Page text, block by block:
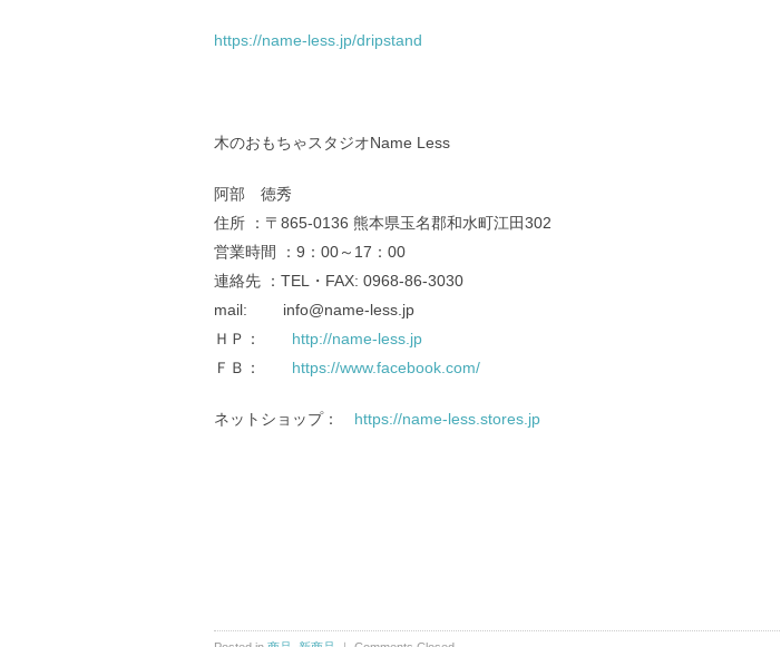
https://name-less.jp/dripstand
木のおもちゃスタジオName Less
阿部 徳秀
住所 ：〒865-0136 熊本県玉名郡和水町江田302
営業時間 ：9：00～17：00
連絡先 ：TEL・FAX: 0968-86-3030
mail: info@name-less.jp
ＨＰ： http://name-less.jp
ＦＢ： https://www.facebook.com/
ネットショップ： https://name-less.stores.jp